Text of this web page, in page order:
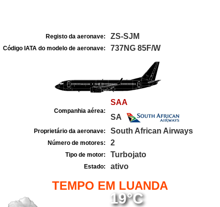
Registo da aeronave: ZS-SJM
Código IATA do modelo de aeronave: 737NG 85F/W
Companhia aérea:
SAA
SA
Proprietário da aeronave: South African Airways
Número de motores: 2
Tipo de motor: Turbojato
Estado: ativo
TEMPO EM LUANDA
19°C